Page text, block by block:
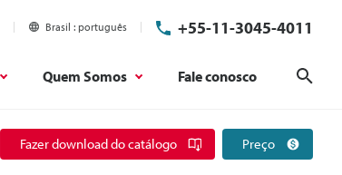
Brasil português +55-11-3045-4011
Quem Somos Fale conosco
Fazer download do catálogo Preço